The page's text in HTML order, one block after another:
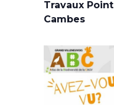
Travaux
Cambes